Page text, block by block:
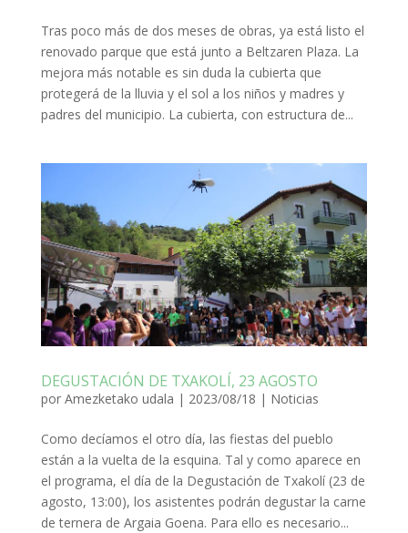
Tras poco más de dos meses de obras, ya está listo el
renovado parque que está junto a Beltzaren Plaza. La
mejora más notable es sin duda la cubierta que
protegerá de la lluvia y el sol a los niños y madres y
padres del municipio. La cubierta, con estructura de...
DEGUSTACIÓN DE TXAKOLÍ, 23 AGOSTO
por Amezketako udala | 2023/08/18 | Noticias
Como decíamos el otro día, las fiestas del pueblo
están a la vuelta de la esquina. Tal y como aparece en
el programa, el día de la Degustación de Txakolí (23 de
agosto, 13:00), los asistentes podrán degustar la carne
de ternera de Argaia Goena. Para ello es necesario...